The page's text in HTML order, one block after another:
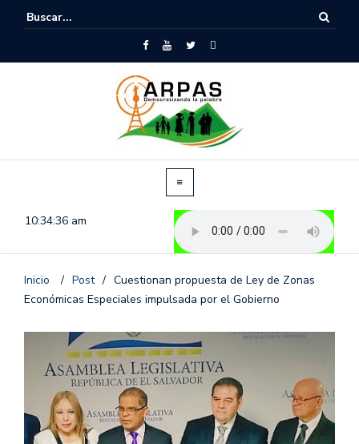
10:34:37 am
Inicio / Post / Cuestionan propuesta de Ley de Zonas
Económicas Especiales impulsada por el Gobierno